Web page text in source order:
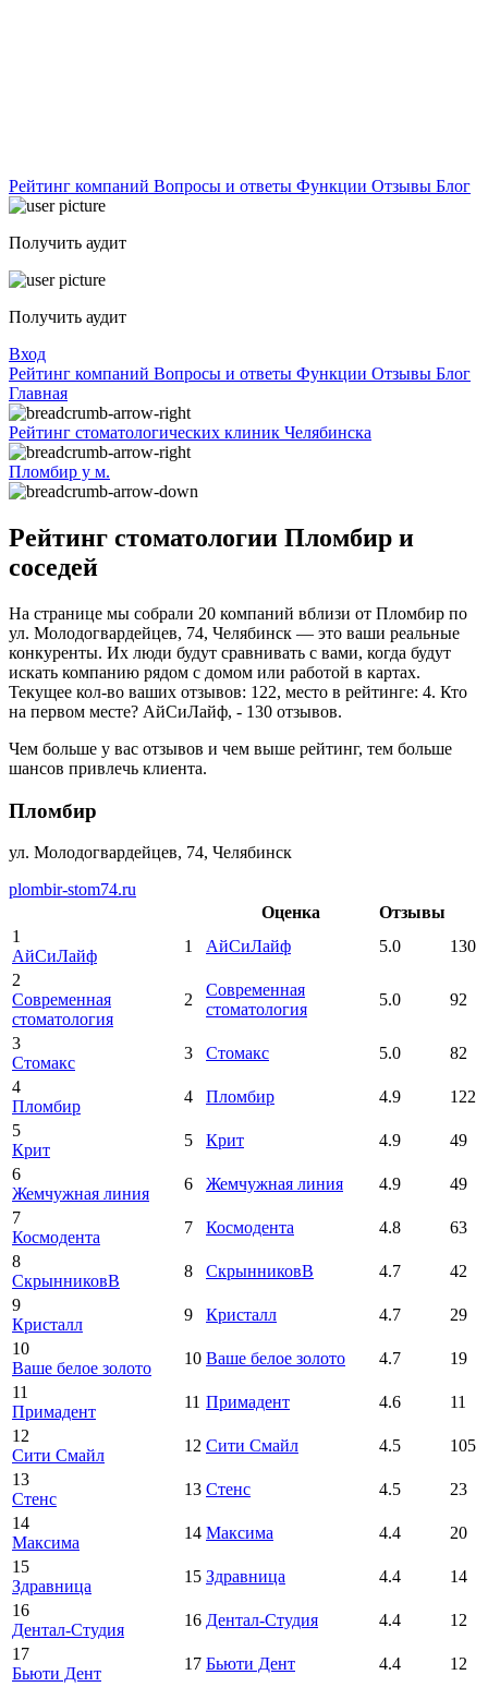
Рейтинг компаний Вопросы и ответы Функции Отзывы Блог
Получить аудит
Получить аудит
Вход
Рейтинг компаний Вопросы и ответы Функции Отзывы Блог
Главная
Рейтинг стоматологических клиник Челябинска
Пломбир у м.
Рейтинг стоматологии Пломбир и
соседей
На странице мы собрали 20 компаний вблизи от Пломбир по
ул. Молодогвардейцев, 74, Челябинск — это ваши реальные
конкуренты. Их люди будут сравнивать с вами, когда будут
искать компанию рядом с домом или работой в картах.
Текущее кол-во ваших отзывов: 122, место в рейтинге: 4. Кто
на первом месте? АйСиЛайф, - 130 отзывов.
Чем больше у вас отзывов и чем выше рейтинг, тем больше
шансов привлечь клиента.
Пломбир
ул. Молодогвардейцев, 74, Челябинск
plombir-stom74.ru
Оценка
Отзывы
1
АйСиЛайф
1 АйСиЛайф 5.0
130
2
Современная
стоматология
2
Современная
стоматология
5.0 92
3
Стомакс
3 Стомакс 5.0
82
4
Пломбир
4 Пломбир 4.9
122
5
Крит
5 Крит 4.9
49
6
Жемчужная линия
6 Жемчужная линия 4.9
49
7
Космодента
7 Космодента 4.8
63
8
СкрынниковВ
8 СкрынниковВ 4.7
42
9
Кристалл
9 Кристалл 4.7
29
10
Ваше белое золото
10 Ваше белое золото 4.7
19
11
Примадент
11 Примадент 4.6
11
12
Сити Смайл
12 Сити Смайл 4.5
105
13
Стенс
13 Стенс 4.5
23
14
Максима
14 Максима 4.4
20
15
Здравница
15 Здравница 4.4
14
16
Дентал-Студия
16 Дентал-Студия 4.4
12
17
Бьюти Дент
17 Бьюти Дент 4.4
12